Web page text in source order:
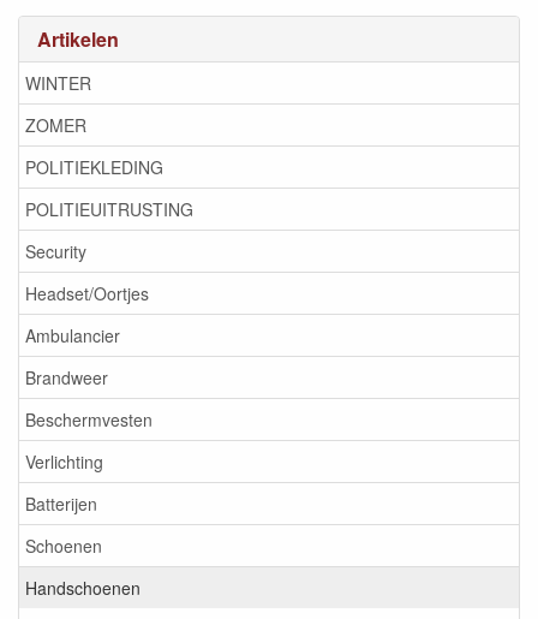
Artikelen
WINTER
ZOMER
POLITIEKLEDING
POLITIEUITRUSTING
Security
Headset/Oortjes
Ambulancier
Brandweer
Beschermvesten
Verlichting
Batterijen
Schoenen
Handschoenen